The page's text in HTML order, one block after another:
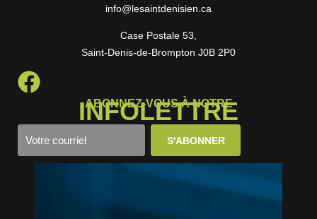
info@lesaintdenisien.ca
Case Postale 53,
Saint-Denis-de-Brompton J0B 2P0
ABONNEZ-VOUS À NOTRE
INFOLETTRE